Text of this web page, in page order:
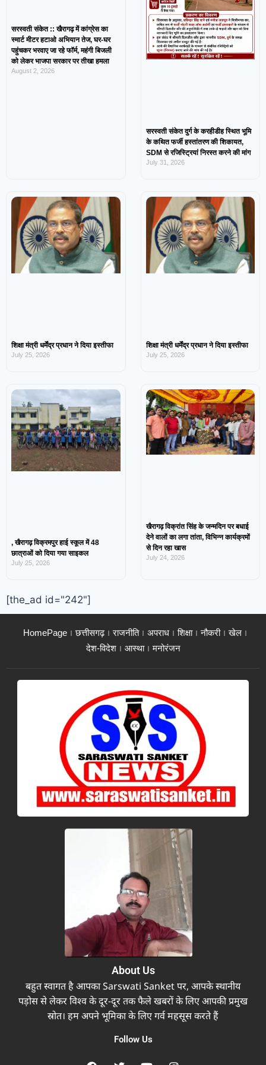
सरस्वती संकेत :: खैरागढ़ में कांग्रेस का
स्मार्ट मीटर हटाओ अभियान तेज, घर-घर
पहुंचकर भरवाए जा रहे फॉर्म, महंगी बिजली
को लेकर भाजपा सरकार पर तीखा हमला
August 2, 2026
सरस्वती संकेत दुर्ग के करहीडीह स्थित भूमि
के कथित फर्जी हस्तांतरण की शिकायत,
SDM से रजिस्ट्रियां निरस्त करने की मांग
July 31, 2026
शिक्षा मंत्री धर्मेंद्र प्रधान ने दिया इस्तीफा
July 25, 2026
शिक्षा मंत्री धर्मेंद्र प्रधान ने दिया इस्तीफा
July 25, 2026
, खैरागढ़ विक्रमपुर हाई स्कूल में 48
छात्राओं को दिया गया साइकल
July 25, 2026
खैरागढ़ विक्रांत सिंह के जन्मदिन पर बधाई
देने वालों का लगा तांता, विभिन्न कार्यक्रमों
से दिन रहा खास
July 24, 2026
[the_ad id="242"]
HomePage छत्तीसगढ़ राजनीति अपराध शिक्षा नौकरी
खेल
देश-विदेश
आस्था मनोरंजन
About Us
बहुत स्वागत है आपका Sarswati Sanket पर, आपके स्थानीय
पड़ोस से लेकर विश्व के दूर-दूर तक फैले खबरों के लिए आपकी प्रमुख
स्रोत। हम अपने भूमिका के लिए गर्व महसूस करते हैं
Follow Us